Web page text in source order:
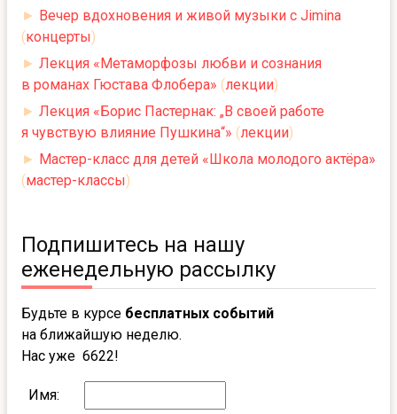
► Вечер вдохновения и живой музыки с Jimina
(концерты)
► Лекция «Метаморфозы любви и сознания
в романах Гюстава Флобера» (лекции)
► Лекция «Борис Пастернак: „В своей работе
я чувствую влияние Пушкина“» (лекции)
► Мастер-класс для детей «Школа молодого актёра»
(мастер-классы)
Подпишитесь на нашу
еженедельную рассылку
Будьте в курсе бесплатных событий
на ближайшую неделю.
Нас уже 6622!
Имя: